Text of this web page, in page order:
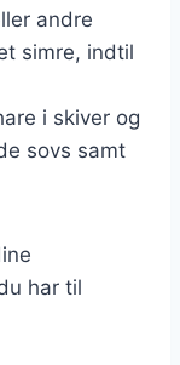
andre
simre, indtil
i skiver og
sovs samt
har til